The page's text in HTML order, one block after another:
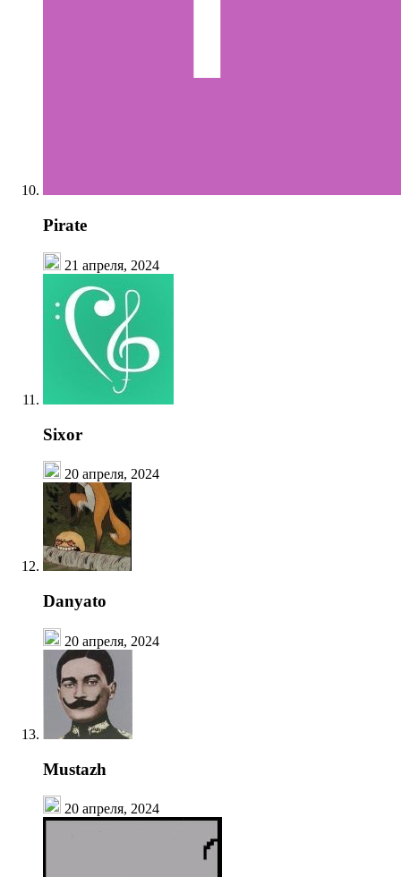
Pirate
21 апреля, 2024
Sixor
20 апреля, 2024
Danyato
20 апреля, 2024
Mustazh
20 апреля, 2024